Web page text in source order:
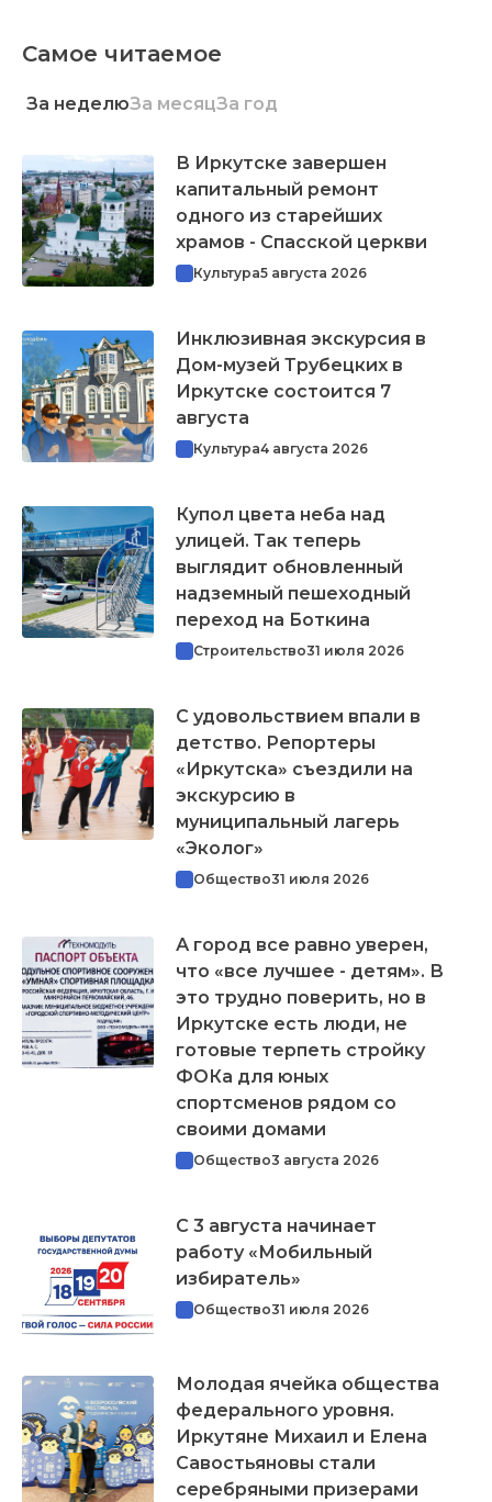
Самое читаемое
За неделюЗа месяцЗа год
В Иркутске завершен
капитальный ремонт
одного из старейших
храмов - Спасской церкви
Культура5 августа 2026
Инклюзивная экскурсия в
Дом-музей Трубецких в
Иркутске состоится 7
августа
Культура4 августа 2026
Купол цвета неба над
улицей. Так теперь
выглядит обновленный
надземный пешеходный
переход на Боткина
Строительство31 июля 2026
С удовольствием впали в
детство. Репортеры
«Иркутска» съездили на
экскурсию в
муниципальный лагерь
«Эколог»
Общество31 июля 2026
А город все равно уверен,
что «все лучшее - детям». В
это трудно поверить, но в
Иркутске есть люди, не
готовые терпеть стройку
ФОКа для юных
спортсменов рядом со
своими домами
Общество3 августа 2026
С 3 августа начинает
работу «Мобильный
избиратель»
Общество31 июля 2026
Молодая ячейка общества
федерального уровня.
Иркутяне Михаил и Елена
Савостьяновы стали
серебряными призерами